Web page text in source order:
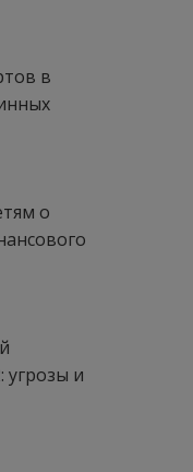
в
о
угрозы и